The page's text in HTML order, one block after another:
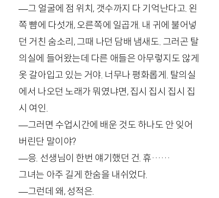
—그 얼굴에 점 위치, 갯수까지 다 기억난다고. 왼
쪽 뺨에 다섯개, 오른쪽에 일곱개. 내 귀에 불어넣
던 거친 숨소리, 그때 나던 담배 냄새도. 그러곤 탈
의실에 들어왔는데 다른 애들은 아무렇지도 않게
옷 갈아입고 있는 거야. 너무나 평화롭게. 탈의실
에서 나오던 노래가 뭐였냐면, 집시 집시 집시 집
시 여인.
—그러면 수업시간에 배운 것도 하나도 안 잊어
버린단 말이야?
—응. 선생님이 한번 얘기했던 건. 휴……
그녀는 아주 길게 한숨을 내쉬었다.
—그런데 왜, 성적은.